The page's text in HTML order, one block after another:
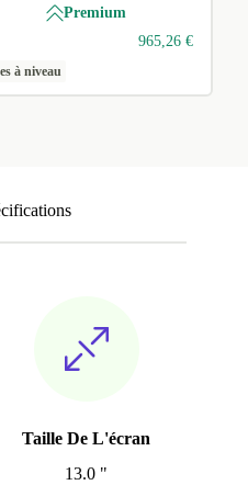
Premium
965,26 €
à niveau
Taille De L'écran
13.0 "